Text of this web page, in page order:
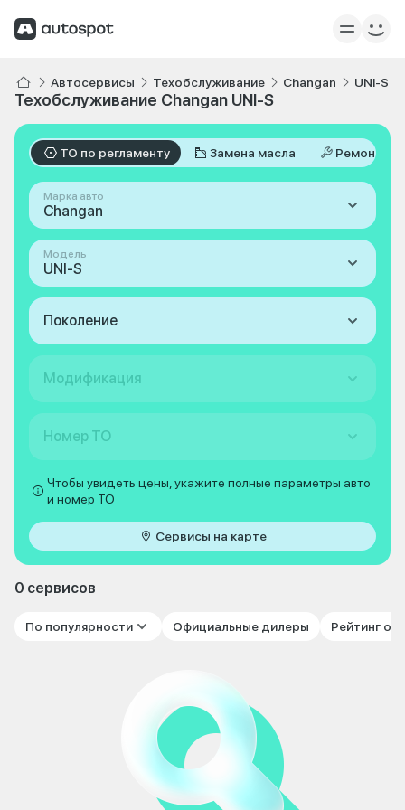
Автосервисы Техобслуживание Changan UNI-S
Техобслуживание Changan UNI-S
ТО по регламенту Замена масла Ремонт
Марка авто
Changan
Модель
UNI-S
Поколение
Модификация
Номер ТО
Чтобы увидеть цены, укажите полные параметры авто
и номер ТО
Сервисы на карте
0 сервисов
По популярности Официальные дилеры Рейтинг